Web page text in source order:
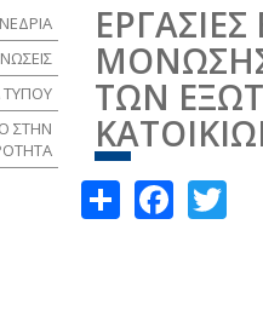
ΤΩΝ
Share
ΤΥΠΟΥ
ΣΤΗΝ